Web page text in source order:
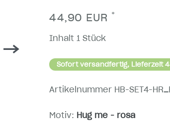
44,90 EUR *
Inhalt 1 Stück
Sofort versandfertig, Lieferzeit
Artikelnummer HB-SET4-
Motiv: Hug me - rosa